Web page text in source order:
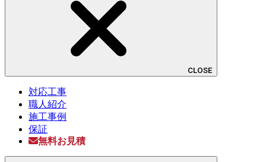
CLOSE
対応工事
職人紹介
施工事例
保証
無料お見積